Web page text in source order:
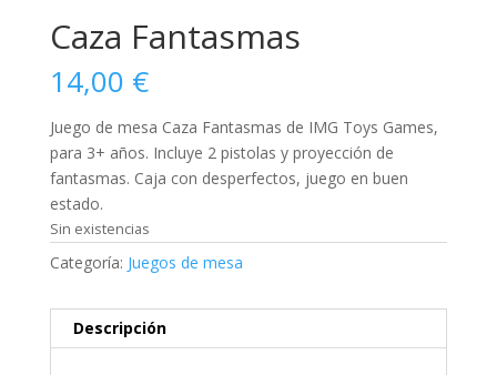
Caza Fantasmas
14,00 €
Juego de mesa Caza Fantasmas de IMG Toys Games,
para 3+ años. Incluye 2 pistolas y proyección de
fantasmas. Caja con desperfectos, juego en buen
estado.
Sin existencias
Categoría: Juegos de mesa
Descripción